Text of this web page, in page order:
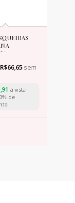
R$66,65sem
à vista
de